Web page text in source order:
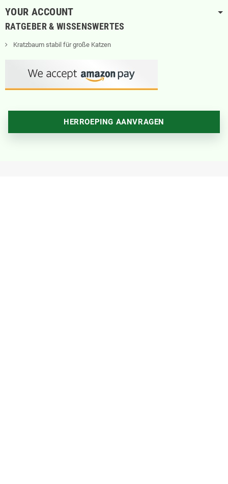
YOUR ACCOUNT
RATGEBER & WISSENSWERTES
Kratzbaum stabil für große Katzen
HERROEPING AANVRAGEN